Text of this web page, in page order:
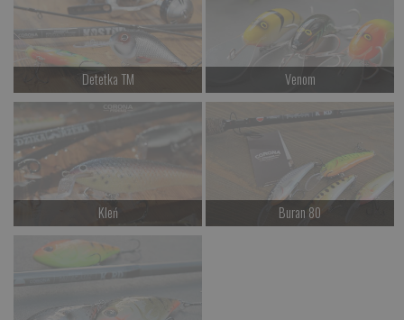
Kup teraz > Kup teraz >
Detetka TM
Czekamy na dostawę
Kup teraz >
Venom
Czekamy na dostawę
Kup teraz >
Kleń
Czekamy na dostawę
Kup teraz >
Buran 80